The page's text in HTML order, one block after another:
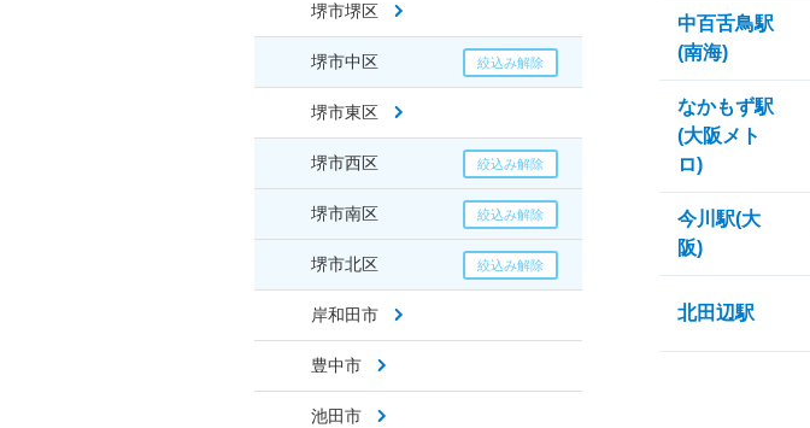
堺市堺区
堺市中区
堺市東区
堺市西区
堺市南区
堺市北区
岸和田市
豊中市
池田市
中百舌鳥駅
(南海)
なかもず駅
(大阪メト
ロ)
今川駅(大
阪)
北田辺駅